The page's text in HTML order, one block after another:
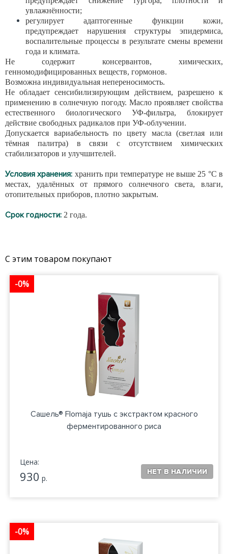
увлажнённости;
регулирует адаптогенные функции кожи,
предупреждает нарушения структуры эпидермиса,
воспалительные процессы в результате смены времени
года и климата.
Не содержит консервантов, химических,
генномодифицированных веществ, гормонов.
Возможна индивидуальная непереносимость.
Не обладает сенсибилизирующим действием, разрешено к
применению в солнечную погоду. Масло проявляет свойства
естественного биологического УФ-фильтра, блокирует
действие свободных радикалов при УФ-облучении.
Допускается вариабельность по цвету масла (светлая или
тёмная палитра) в связи с отсутствием химических
стабилизаторов и улучшителей.
Условия хранения: хранить при температуре не выше 25 °С в
местах, удалённых от прямого солнечного света, влаги,
отопительных приборов, плотно закрытым.
Срок годности: 2 года.
С этим товаром покупают
-0%
Сашель® Flomaja тушь с экстрактом красного
ферментированного риса
Цена:
930 р.
-0%